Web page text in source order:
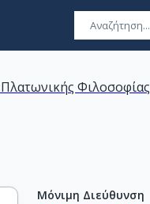
Φιλοσοφίας
Μόνιμη Διεύθυνση